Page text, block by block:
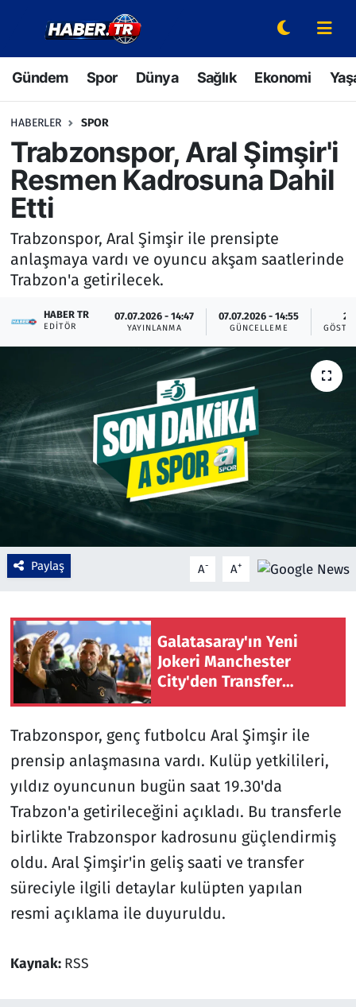
Gündem Spor Dünya Sağlık Ekonomi
HABERLER SPOR
Trabzonspor, Aral Şimşir'i
Resmen Kadrosuna Dahil
Etti
Trabzonspor, Aral Şimşir ile prensipte
anlaşmaya vardı ve oyuncu akşam saatlerinde
Trabzon'a getirilecek.
HABER TR
EDITÖR
07.07.2026 - 14:47
YAYINLANMA
07.07.2026 - 14:55
GÜNCELLEME
2
Paylaş A- A+
Galatasaray'ın Yeni
Jokeri Manchester
City'den Transfer
Trabzonspor, genç futbolcu Aral Şimşir ile
prensip anlaşmasına vardı. Kulüp yetkilileri,
yıldız oyuncunun bugün saat 19.30'da
Trabzon'a getirileceğini açıkladı. Bu transferle
birlikte Trabzonspor kadrosunu güçlendirmiş
oldu. Aral Şimşir'in geliş saati ve transfer
süreciyle ilgili detaylar kulüpten yapılan
resmi açıklama ile duyuruldu.
Kaynak: RSS
Gündem
Spor
Dünya
Sağlık
Ekonomi
Yaşam
Bilim ve Teknoloji
Eğitim
Turizm
Hava Durumu
Trafik Durumu
Süper Lig Puan Durumu ve Fikstür
Tüm Manşetler
Son Dakika Haberleri
Haber Arşivi